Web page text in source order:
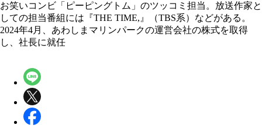
お笑いコンビ「ピーピングトム」のツッコミ担当。放送作家と
しての担当番組には『THE TIME,』（TBS系）などがある。
2024年4月、あわしまマリンパークの運営会社の株式を取得
し、社長に就任